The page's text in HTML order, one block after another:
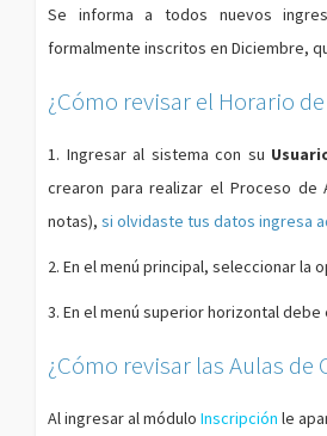
Se informa a todos nuevos
formalmente inscritos en Diciembre,
¿Cómo revisar el Horario de
1. Ingresar al sistema con su
crearon para realizar el Proceso de
notas), si olvidaste tus datos ingresa
2. En el menú principal, seleccionar la
3. En el menú superior horizontal
¿Cómo revisar las Aulas de
Al ingresar al módulo Inscripción le